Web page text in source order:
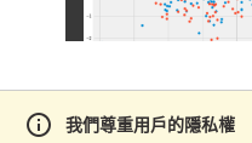
範
info 我們尊重用戶的隱私權